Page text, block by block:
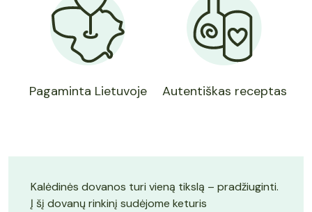
Pagaminta Lietuvoje Autentiškas receptas
Kalėdinės dovanos turi vieną tikslą – pradžiuginti.
Į šį dovanų rinkinį sudėjome keturis